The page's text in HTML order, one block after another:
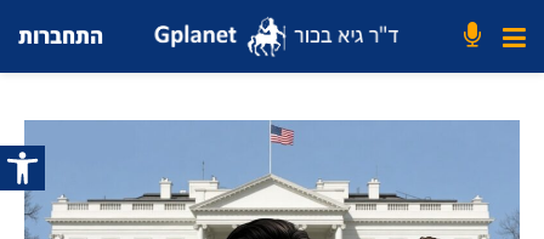
פתח
התחברות